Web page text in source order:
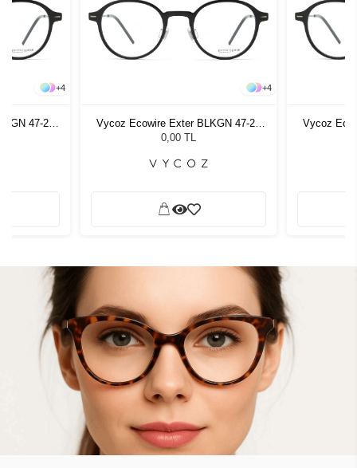
+4
47-23
+4
Vycoz Ecowire Exter BLKGN 47-23
148
0,00 TL
Vycoz